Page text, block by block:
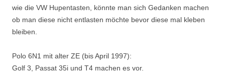
wie die VW Hupentasten, könnte man sich Gedanken machen
ob man diese nicht entlasten möchte bevor diese mal kleben
bleiben.
Polo 6N1 mit alter ZE (bis April 1997):
Golf 3, Passat 35i und T4 machen es vor.